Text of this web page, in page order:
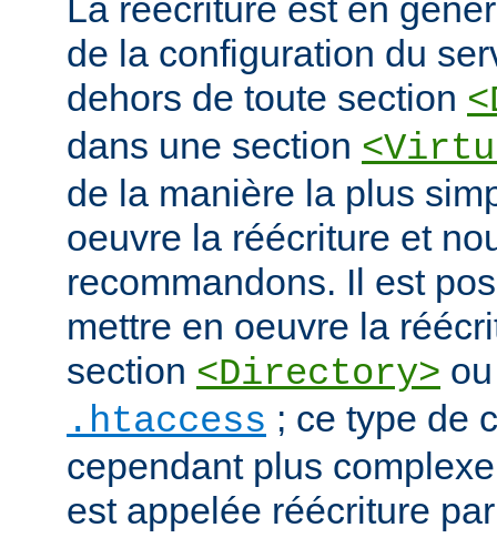
La réécriture est en
de la configuration du
dehors de toute section
dans une section
de la manière la plus
oeuvre la réécriture et
recommandons. Il est
mettre en oeuvre la
section <Directory>
.htaccess ; ce type de
cependant plus
est appelée réécriture